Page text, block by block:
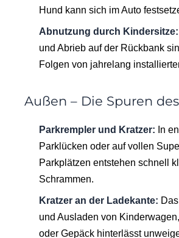
Hund kann sich im Auto
Abnutzung durch Kindersitze:
und Abrieb auf der Rückbank
Folgen von jahrelang
Außen – Die Spuren
Parkrempler und Kratzer: In
Parklücken oder auf vollen
Parkplätzen entstehen schnell
Schrammen.
Kratzer an der Ladekante:
und Ausladen von
oder Gepäck hinterlässt